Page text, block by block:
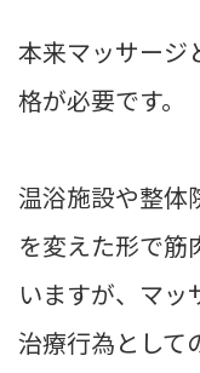
本来マッサージ
格が必要です。
温浴施設や整体
を変えた形で筋
いますが、マッ
治療行為として